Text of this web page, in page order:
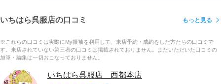
いちはら呉服店の口コミ もっと見る
※これらの口コミは実際にMy振袖を利用して、来店予約・成約をした方たちの口コミで
す。来店されていない第三者の口コミは掲載されておりません。またいただいた口コミの
加筆・編集は一切おこなっておりません。
いちはら呉服店 西都本店